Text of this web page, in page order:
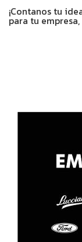
¡Contanos tu
para tu